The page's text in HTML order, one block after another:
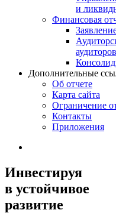
и
Финансовая
аудиторов
Дополнительные
Об отчете
Карта сайта
Ограничение
Контакты
Приложения
Инвестируя
в устойчивое
развитие